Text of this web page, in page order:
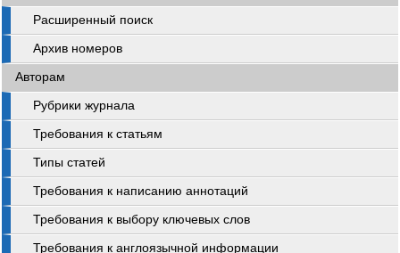
Расширенный поиск
Архив номеров
Авторам
Рубрики журнала
Требования к статьям
Типы статей
Требования к написанию аннотаций
Требования к выбору ключевых слов
Требования к англоязычной информации